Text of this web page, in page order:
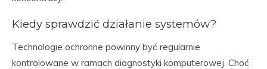
Kiedy sprawdzić działanie systemów?
Technologie ochronne powinny być regularnie
kontrolowane w ramach diagnostyki komputerowej. Choć